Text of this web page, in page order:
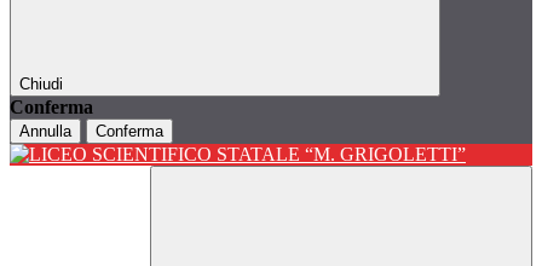
Chiudi
Conferma
Annulla Conferma